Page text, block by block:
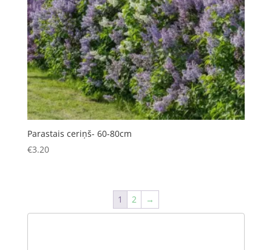
Parastais ceriņš- 60-80cm
€3.20
1 2 →